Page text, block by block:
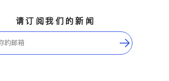
请订阅我们的新闻